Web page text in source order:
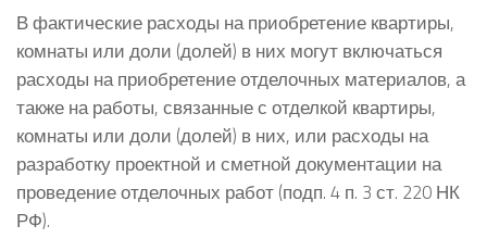
В фактические расходы на приобретение квартиры,
комнаты или доли (долей) в них могут включаться
расходы на приобретение отделочных материалов, а
также на работы, связанные с отделкой квартиры,
комнаты или доли (долей) в них, или расходы на
разработку проектной и сметной документации на
проведение отделочных работ (подп. 4 п. 3 ст. 220 НК
РФ).